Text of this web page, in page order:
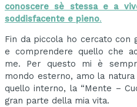
conoscere sè stessa e a
soddisfacente e pieno.
Fin da piccola ho cercato con
e comprendere quello che
me. Per questo mi è
mondo esterno, amo la
quello interno, la “Mente –
gran parte della mia vita.